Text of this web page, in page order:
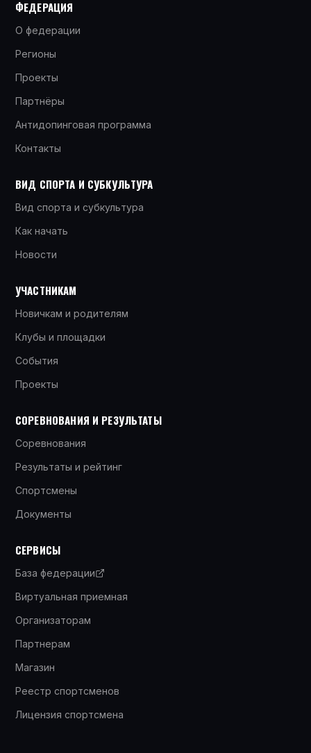
ФЕДЕРАЦИЯ
О федерации
Регионы
Проекты
Партнёры
Антидопинговая программа
Контакты
ВИД СПОРТА И СУБКУЛЬТУРА
Вид спорта и субкультура
Как начать
Новости
УЧАСТНИКАМ
Новичкам и родителям
Клубы и площадки
События
Проекты
СОРЕВНОВАНИЯ И РЕЗУЛЬТАТЫ
Соревнования
Результаты и рейтинг
Спортсмены
Документы
СЕРВИСЫ
База федерации
Виртуальная приемная
Организаторам
Партнерам
Магазин
Реестр спортсменов
Лицензия спортсмена